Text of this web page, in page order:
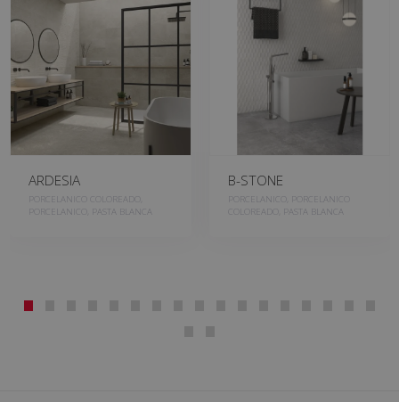
ARDESIA
PORCELANICO COLOREADO,
PORCELANICO, PASTA BLANCA
B-STONE
PORCELANICO, PORCELANICO
COLOREADO, PASTA BLANCA